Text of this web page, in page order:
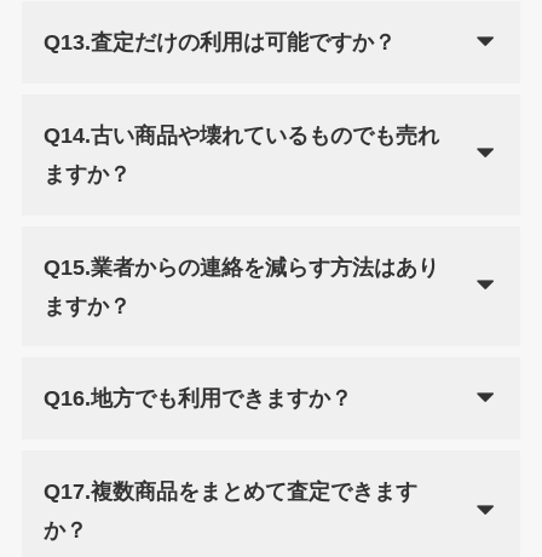
Q13.査定だけの利用は可能ですか？
Q14.古い商品や壊れているものでも売れ
ますか？
Q15.業者からの連絡を減らす方法はあり
ますか？
Q16.地方でも利用できますか？
Q17.複数商品をまとめて査定できます
か？